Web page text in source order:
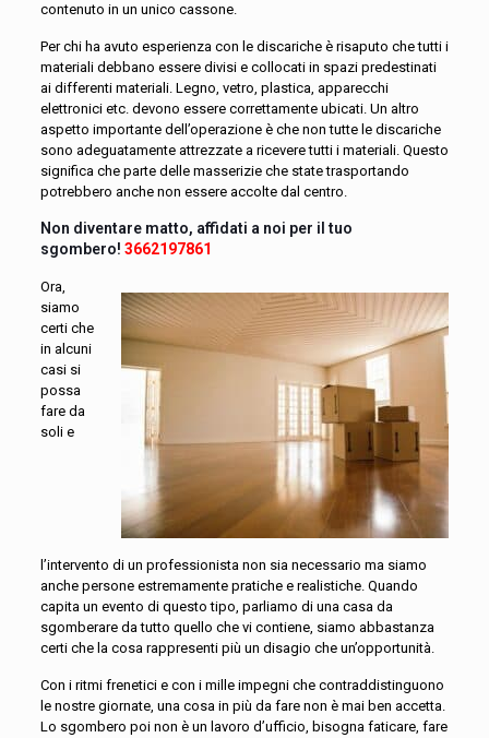
contenuto in un unico cassone.
Per chi ha avuto esperienza con le discariche è risaputo che tutti i
materiali debbano essere divisi e collocati in spazi predestinati
ai differenti materiali. Legno, vetro, plastica, apparecchi
elettronici etc. devono essere correttamente ubicati. Un altro
aspetto importante dell’operazione è che non tutte le discariche
sono adeguatamente attrezzate a ricevere tutti i materiali. Questo
significa che parte delle masserizie che state trasportando
potrebbero anche non essere accolte dal centro.
Non diventare matto, affidati a noi per il tuo
sgombero! 3662197861
Ora,
siamo
certi che
in alcuni
casi si
possa
fare da
soli e
l’intervento di un professionista non sia necessario ma siamo
anche persone estremamente pratiche e realistiche. Quando
capita un evento di questo tipo, parliamo di una casa da
sgomberare da tutto quello che vi contiene, siamo abbastanza
certi che la cosa rappresenti più un disagio che un’opportunità.
Con i ritmi frenetici e con i mille impegni che contraddistinguono
le nostre giornate, una cosa in più da fare non è mai ben accetta.
Lo sgombero poi non è un lavoro d’ufficio, bisogna faticare, fare